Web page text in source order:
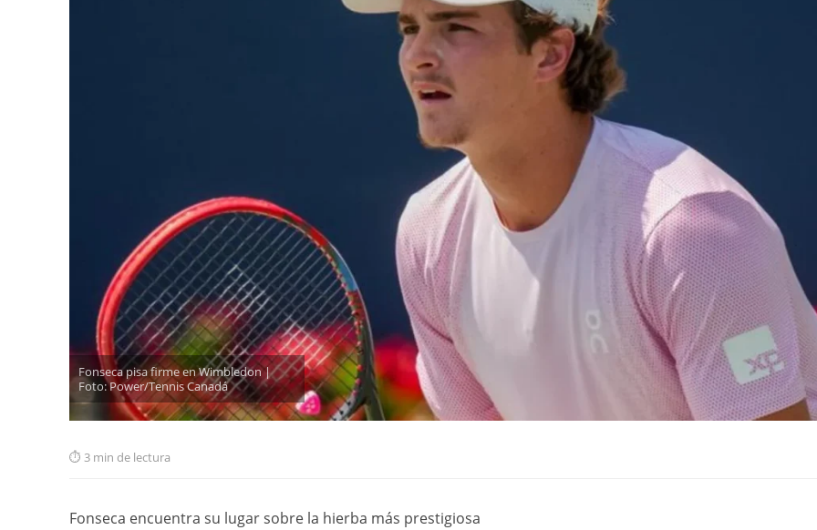
Fonseca pisa firme en Wimbledon |
Foto: Power/Tennis Canadá
3 min de lectura
Fonseca encuentra su lugar sobre la hierba más prestigiosa